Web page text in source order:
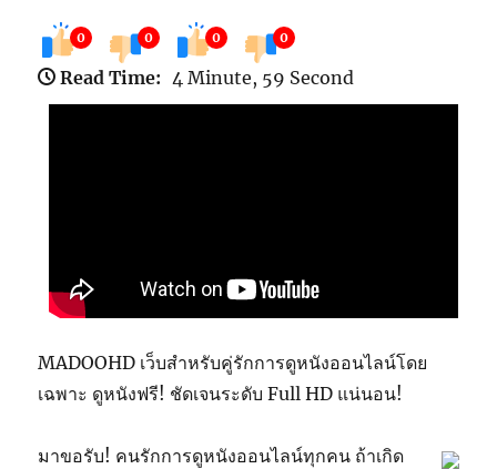
0 0 0 0
Read Time: 4 Minute, 59 Second
MADOOHD เว็บสำหรับคู่รักการดูหนังออนไลน์โดย
เฉพาะ ดูหนังฟรี! ชัดเจนระดับ Full HD แน่นอน!
มาขอรับ! คนรักการดูหนังออนไลน์ทุกคน ถ้าเกิด